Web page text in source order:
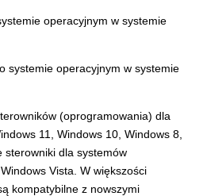
operacyjnym w systemie
(oprogramowania) dla
11, Windows 10, Windows 8,
sterowniki dla systemów
Vista. W większości
kompatybilne z nowszymi